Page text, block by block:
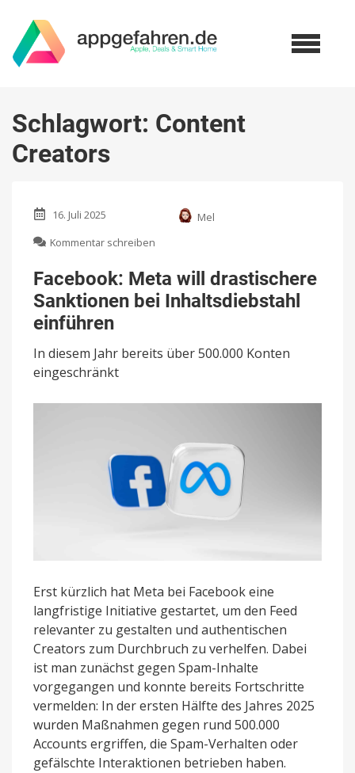
Schlagwort: Content
Creators
16. Juli 2025
Mel
Kommentar schreiben
Meta
will
drastischere
Inhaltsdiebstahl
einführen
Facebook: Meta will drastischere
Sanktionen bei Inhaltsdiebstahl
einführen
In diesem Jahr bereits über 500.000 Konten
eingeschränkt
Erst kürzlich hat Meta bei Facebook eine
langfristige Initiative gestartet, um den Feed
relevanter zu gestalten und authentischen
Creators zum Durchbruch zu verhelfen. Dabei
ist man zunächst gegen Spam-Inhalte
vorgegangen und konnte bereits Fortschritte
vermelden: In der ersten Hälfte des Jahres 2025
wurden Maßnahmen gegen rund 500.000
Accounts ergriffen, die Spam-Verhalten oder
gefälschte Interaktionen betrieben haben.